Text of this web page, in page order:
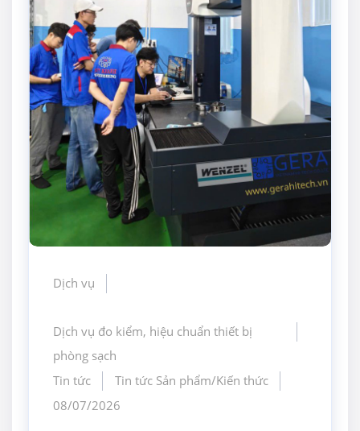
Dịch vụ
Dịch vụ đo kiểm, hiệu chuẩn thiết bị
phòng sạch
Tin tức
Tin tức Sản phẩm/Kiến thức
08/07/2026